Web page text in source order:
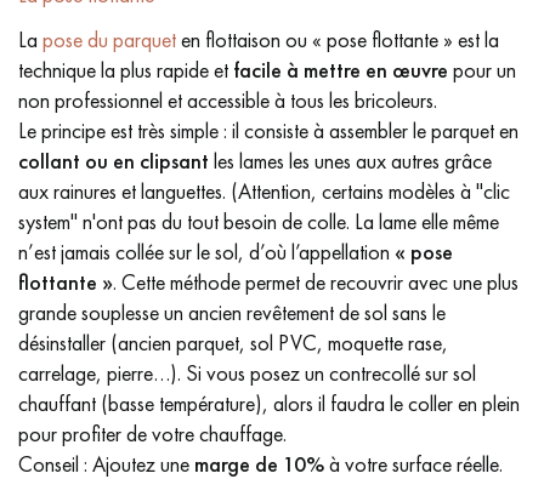
La pose du parqueten flottaison ou « pose flottante » est la
technique la plus rapide et facile à mettre en œuvre pour un
non professionnel et accessible à tous les bricoleurs.
Le principe est très simple : il consiste à assembler le parquet en
collant ou en clipsant les lames les unes aux autres grâce
aux rainures et languettes. (Attention, certains modèles à "clic
system" n'ont pas du tout besoin de colle. La lame elle même
n’est jamais collée sur le sol, d’où l’appellation « pose
flottante ». Cette méthode permet de recouvrir avec une plus
grande souplesse un ancien revêtement de sol sans le
désinstaller (ancien parquet, sol PVC, moquette rase,
carrelage, pierre…). Si vous posez un contrecollé sur sol
chauffant (basse température), alors il faudra le coller en plein
pour profiter de votre chauffage.
Conseil : Ajoutez une marge de 10%à votre surface réelle.